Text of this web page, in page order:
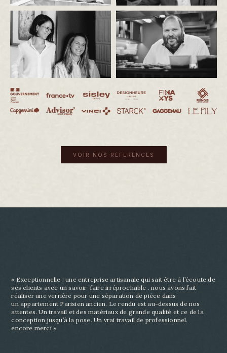
VOIR NOS RÉFÉRENCES
« Exceptionnelle ! une entreprise artisanale qui sait être à l’écoute de
ses clients avec un savoir-faire irréprochable . nous avons fait
réaliser une verrière pour une séparation de pièce dans
un appartement Parisien ancien. Le rendu est au-dessus de nos
attentes. Un travail et des matériaux de grande qualité et ce de la
conception jusqu’à la pose. Un vrai travail de professionnel.
encore merci »